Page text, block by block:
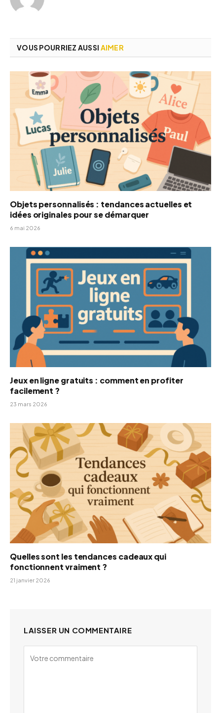
VOUS POURRIEZ AUSSI AIMER
Objets personnalisés : tendances actuelles et
idées originales pour se démarquer
6 mai 2026
Jeux en ligne gratuits : comment en profiter
facilement ?
23 mars 2026
Quelles sont les tendances cadeaux qui
fonctionnent vraiment ?
21 janvier 2026
LAISSER UN COMMENTAIRE